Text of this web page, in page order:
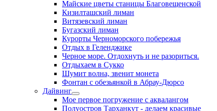
Майские цветы станицы Благовещенской
Кизилташский лиман
Витязевский лиман
Бугазский лиман
Курорты Черноморского побережья
Отдых в Геленджике
Черное море. Отдохнуть и не разориться.
Отдыхаем в Сукко
Шумит волна, звенит монета
Фонтан с обезьянкой в Абрау-Дюрсо
Дайвинг
Мое первое погружение с аквалангом
Полуостров Тарханкут - делаем красивые